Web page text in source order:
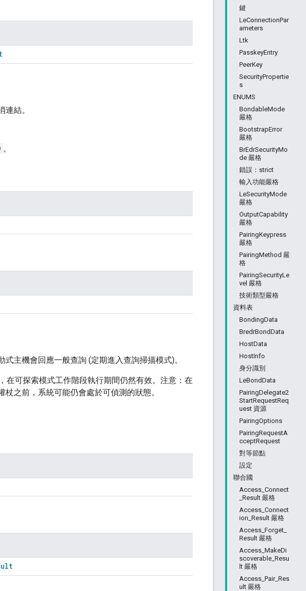
鍵
LeConnectionPar
ameters
Ltk
PasskeyEntry
PeerKey
SecurityPropertie
s
ENUMS
BondableMode
嚴格
BootstrapError
嚴格
BrEdrSecurityMo
de 嚴格
錯誤：strict
輸入功能嚴格
LeSecurityMode
嚴格
OutputCapability
嚴格
PairingKeypress
嚴格
PairingMethod 嚴
格
PairingSecurityLe
vel 嚴格
技術類型嚴格
資料表
BondingData
BredrBondData
HostData
HostInfo
身分識別
LeBondData
PairingDelegate2
StartRequestReq
uest 資源
PairingOptions
PairingRequestA
cceptRequest
對等節點
設定
聯合國
Access_Connect
_Result 嚴格
Access_Connect
ion_Result 嚴格
Access_Forget_
Result 嚴格
Access_MakeDi
scoverable_Resu
lt 嚴格
Access_Pair_Res
ult 嚴格
連結。
。
主機會回應一般查詢 (定期進入查詢掃描模式)。
，在可探索模式工作階段執行期間仍然有效。注意：在
杖之前，系統可能仍會處於可偵測的狀態。